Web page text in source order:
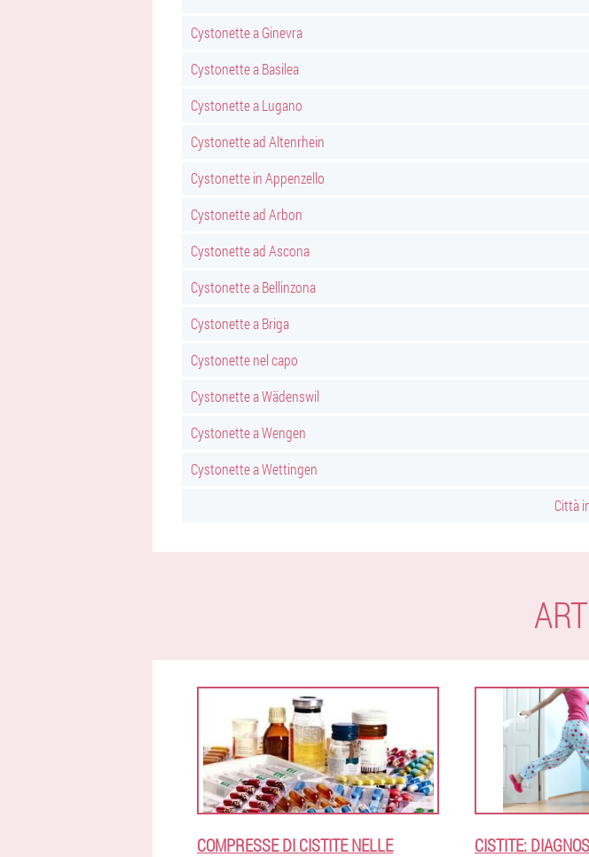
Cystonette a Ginevra
Cystonette a Basilea
Cystonette a Lugano
Cystonette ad Altenrhein
Cystonette in Appenzello
Cystonette ad Arbon
Cystonette ad Ascona
Cystonette a Bellinzona
Cystonette a Briga
Cystonette nel capo
Cystonette a Wädenswil
Cystonette a Wengen
Cystonette a Wettingen
Città
COMPRESSE DI CISTITE NELLE
CISTITE: